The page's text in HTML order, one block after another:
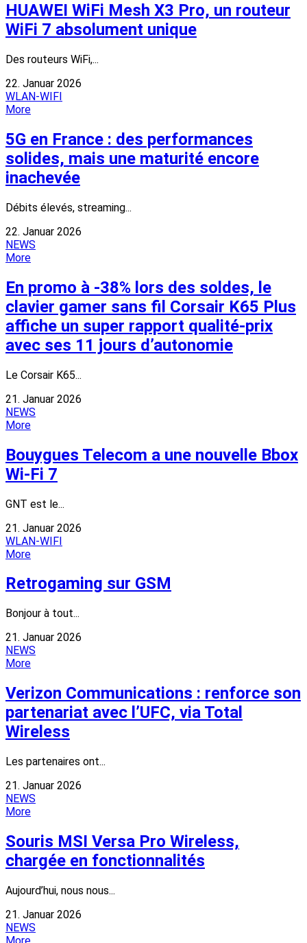
HUAWEI WiFi Mesh X3 Pro, un routeur
WiFi 7 absolument unique
Des routeurs WiFi,...
22. Januar 2026
WLAN-WIFI
More
5G en France : des performances
solides, mais une maturité encore
inachevée
Débits élevés, streaming...
22. Januar 2026
NEWS
More
En promo à -38% lors des soldes, le
clavier gamer sans fil Corsair K65 Plus
affiche un super rapport qualité-prix
avec ses 11 jours d’autonomie
Le Corsair K65...
21. Januar 2026
NEWS
More
Bouygues Telecom a une nouvelle Bbox
Wi-Fi 7
GNT est le...
21. Januar 2026
WLAN-WIFI
More
Retrogaming sur GSM
Bonjour à tout...
21. Januar 2026
NEWS
More
Verizon Communications : renforce son
partenariat avec l’UFC, via Total
Wireless
Les partenaires ont...
21. Januar 2026
NEWS
More
Souris MSI Versa Pro Wireless,
chargée en fonctionnalités
Aujourd’hui, nous nous...
21. Januar 2026
NEWS